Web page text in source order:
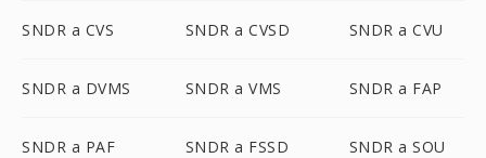
SNDR a CVS SNDR a CVSD SNDR a CVU
SNDR a DVMS SNDR a VMS SNDR a FAP
SNDR a PAF SNDR a FSSD SNDR a SOU